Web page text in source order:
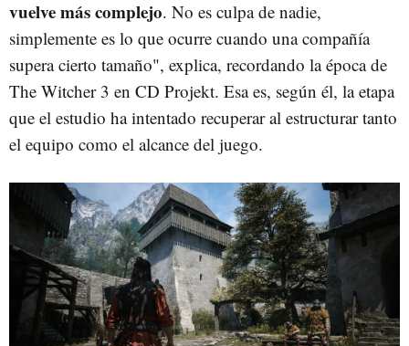
vuelve más complejo. No es culpa de nadie,
simplemente es lo que ocurre cuando una compañía
supera cierto tamaño", explica, recordando la época de
The Witcher 3 en CD Projekt. Esa es, según él, la etapa
que el estudio ha intentado recuperar al estructurar tanto
el equipo como el alcance del juego.